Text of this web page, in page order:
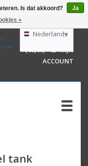
GBP
AUD
Nederlands
Deutsch
English
WINKELWAGEN
(€0,00)
MIJN
ACCOUNT
tank
Is dat akkoord?
Ja
»